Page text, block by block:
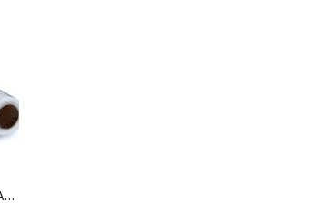
ROLLO FILM PARA PALETIZAR (X089)